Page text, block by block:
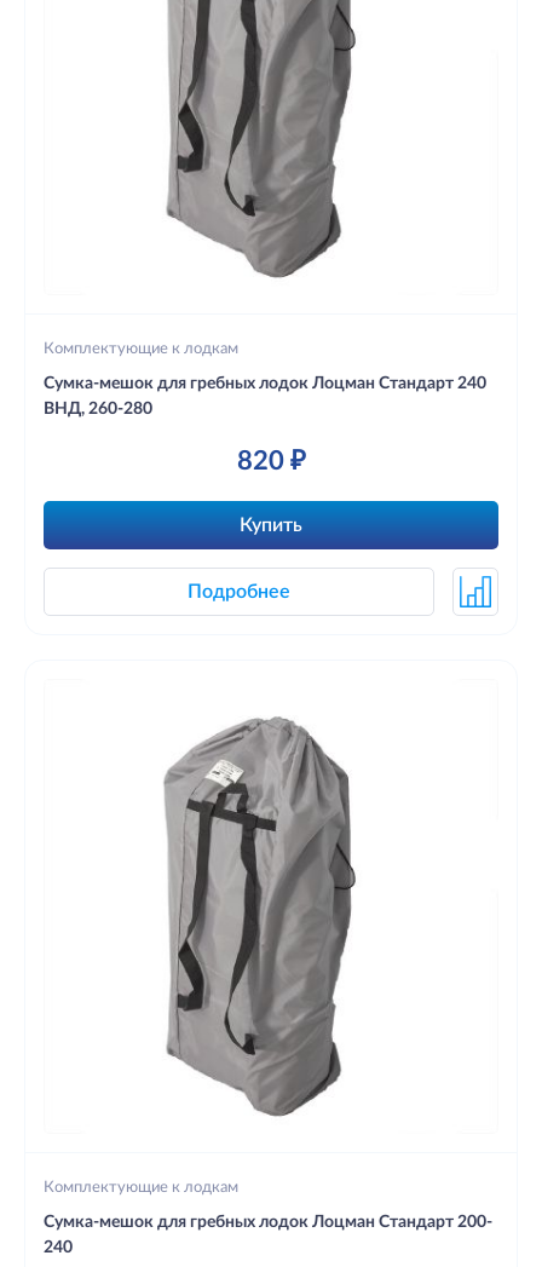
Комплектующие к лодкам
Сумка-мешок для гребных лодок Лоцман Стандарт 240
ВНД, 260-280
820 ₽
Купить
Подробнее
Комплектующие к лодкам
Сумка-мешок для гребных лодок Лоцман Стандарт 200-
240